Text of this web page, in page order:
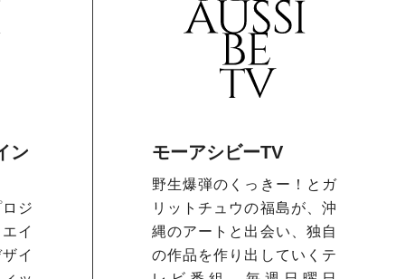
ン
ジ
イ
イ
モーアシビーTV
野生爆弾のくっきー！とガ
リットチュウの福島が、沖
縄のアートと出会い、独自
の作品を作り出していくテ